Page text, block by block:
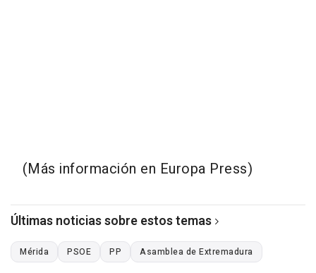
(Más información en Europa Press)
Últimas noticias sobre estos temas
Mérida PSOE PP Asamblea de Extremadura